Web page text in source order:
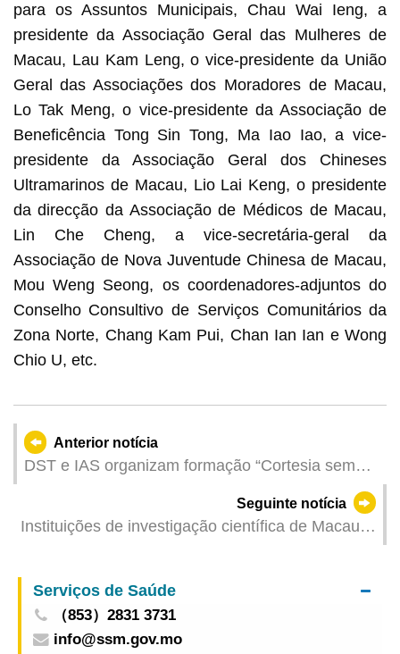
para os Assuntos Municipais, Chau Wai Ieng, a
presidente da Associação Geral das Mulheres de
Macau, Lau Kam Leng, o vice-presidente da União
Geral das Associações dos Moradores de Macau,
Lo Tak Meng, o vice-presidente da Associação de
Beneficência Tong Sin Tong, Ma Iao Iao, a vice-
presidente da Associação Geral dos Chineses
Ultramarinos de Macau, Lio Lai Keng, o presidente
da direcção da Associação de Médicos de Macau,
Lin Che Cheng, a vice-secretária-geral da
Associação de Nova Juventude Chinesa de Macau,
Mou Weng Seong, os coordenadores-adjuntos do
Conselho Consultivo de Serviços Comunitários da
Zona Norte, Chang Kam Pui, Chan Ian Ian e Wong
Chio U, etc.
Anterior notícia
DST e IAS organizam formação “Cortesia sem
Fronteiras, Passeio sem Barreiras” para atender
a necessidades especiais em eventos
desportivos
Seguinte notícia
Instituições de investigação científica de Macau
Kong-Macau” em Macau
Serviços de Saúde
（853）2831 3731
info@ssm.gov.mo